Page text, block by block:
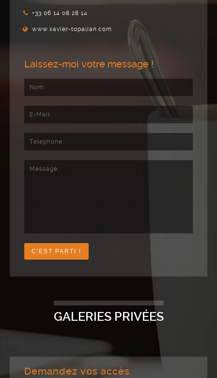
+33 06 14 08 28 14
www.xavier-topalian.com
Laissez-moi votre message !
GALERIES PRIVÉES
Demandez vos accès